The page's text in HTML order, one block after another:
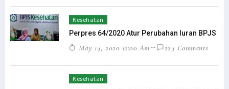
Kesehatan
Perpres 64/2020 Atur Perubahan Iuran BPJS
May 14, 2020 12:00 Am 224 Comments
Kesehatan